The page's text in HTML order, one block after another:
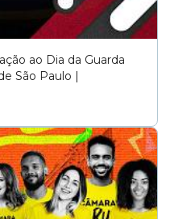
ao Dia da Guarda
São Paulo |